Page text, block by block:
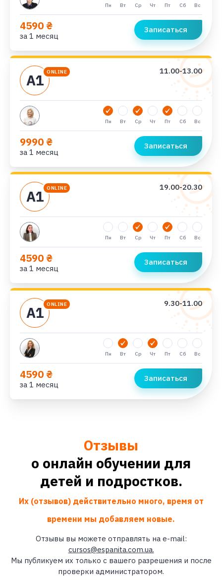
Пн Вт Ср Чт Пт Сб Вс
4590 ₴
за 1 месяц
Записаться
ONLINE
А1
11.00-13.00
Пн Вт Ср Чт Пт Сб Вс
9990 ₴
за 1 месяц
Записаться
ONLINE
А1
19.00-20.30
Пн Вт Ср Чт Пт Сб Вс
4590 ₴
за 1 месяц
Записаться
ONLINE
А1
9.30-11.00
Пн Вт Ср Чт Пт Сб Вс
4590 ₴
за 1 месяц
Записаться
Отзывы
о онлайн обучении для
детей и подростков.
Их (отзывов) действительно много, время от
времени мы добавляем новые.
Отзывы вы можете отправлять на e-mail:
cursos@espanita.com.ua.
Мы публикуем их только с вашего разрешения и после
проверки администратором.